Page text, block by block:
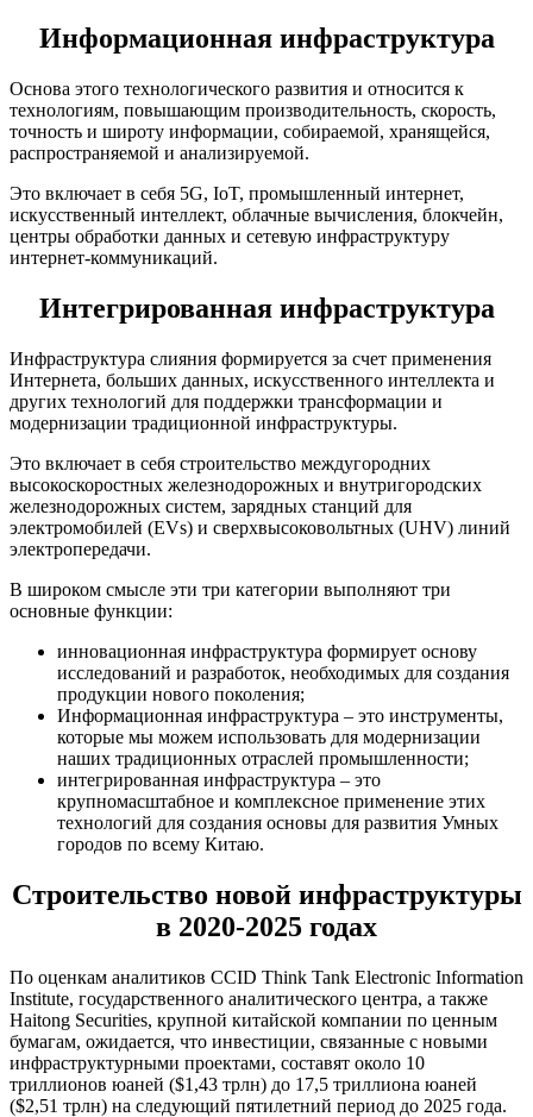
Информационная инфраструктура
Основа этого технологического развития и относится к
технологиям, повышающим производительность, скорость,
точность и широту информации, собираемой, хранящейся,
распространяемой и анализируемой.
Это включает в себя 5G, IoT, промышленный интернет,
искусственный интеллект, облачные вычисления, блокчейн,
центры обработки данных и сетевую инфраструктуру
интернет-коммуникаций.
Интегрированная инфраструктура
Инфраструктура слияния формируется за счет применения
Интернета, больших данных, искусственного интеллекта и
других технологий для поддержки трансформации и
модернизации традиционной инфраструктуры.
Это включает в себя строительство междугородних
высокоскоростных железнодорожных и внутригородских
железнодорожных систем, зарядных станций для
электромобилей (EVs) и сверхвысоковольтных (UHV) линий
электропередачи.
В широком смысле эти три категории выполняют три
основные функции:
инновационная инфраструктура формирует основу
исследований и разработок, необходимых для создания
продукции нового поколения;
Информационная инфраструктура – это инструменты,
которые мы можем использовать для модернизации
наших традиционных отраслей промышленности;
интегрированная инфраструктура – это
крупномасштабное и комплексное применение этих
технологий для создания основы для развития Умных
городов по всему Китаю.
Строительство новой инфраструктуры
в 2020-2025 годах
По оценкам аналитиков CCID Think Tank Electronic Information
Institute, государственного аналитического центра, а также
Haitong Securities, крупной китайской компании по ценным
бумагам, ожидается, что инвестиции, связанные с новыми
инфраструктурными проектами, составят около 10
триллионов юаней ($1,43 трлн) до 17,5 триллиона юаней
($2,51 трлн) на следующий пятилетний период до 2025 года.